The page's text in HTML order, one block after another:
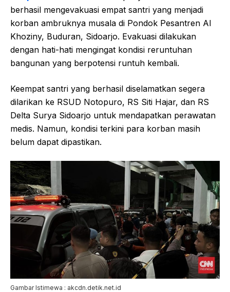
berhasil mengevakuasi empat santri yang menjadi
korban ambruknya musala di Pondok Pesantren Al
Khoziny, Buduran, Sidoarjo. Evakuasi dilakukan
dengan hati-hati mengingat kondisi reruntuhan
bangunan yang berpotensi runtuh kembali.
Keempat santri yang berhasil diselamatkan segera
dilarikan ke RSUD Notopuro, RS Siti Hajar, dan RS
Delta Surya Sidoarjo untuk mendapatkan perawatan
medis. Namun, kondisi terkini para korban masih
belum dapat dipastikan.
Gambar Istimewa : akcdn.detik.net.id